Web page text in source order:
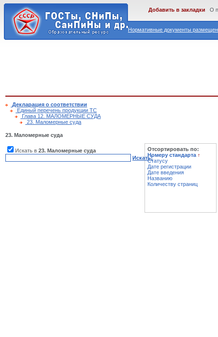
Нормативные документы
Добавить в закладки О
Декларация о соответствии
Единый перечень продукции ТС
Глава 12. МАЛОМЕРНЫЕ СУДА
23. Маломерные суда
23. Маломерные суда
Искать в 23. Маломерные суда
Искать!
Отсортировать по:
Номеру стандарта ↑
Статусу
Дате регистрации
Дате введения
Названию
Количеству страниц